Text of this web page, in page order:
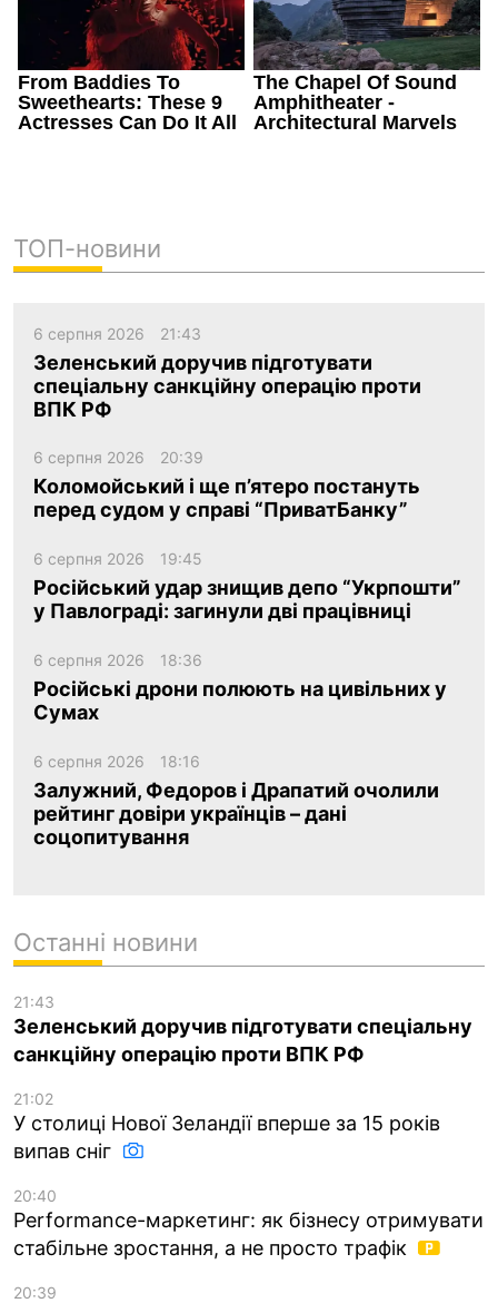
ТОП-новини
6 серпня 2026 21:43
Зеленський доручив підготувати
спеціальну санкційну операцію проти
ВПК РФ
6 серпня 2026 20:39
Коломойський і ще п’ятеро постануть
перед судом у справі “ПриватБанку”
6 серпня 2026 19:45
Російський удар знищив депо “Укрпошти”
у Павлограді: загинули дві працівниці
6 серпня 2026 18:36
Російські дрони полюють на цивільних у
Сумах
6 серпня 2026 18:16
Залужний, Федоров і Драпатий очолили
рейтинг довіри українців – дані
соцопитування
Останні новини
21:43
Зеленський доручив підготувати спеціальну
санкційну операцію проти ВПК РФ
21:02
У столиці Нової Зеландії вперше за 15 років
випав сніг
20:40
Performance-маркетинг: як бізнесу отримувати
стабільне зростання, а не просто трафік
20:39